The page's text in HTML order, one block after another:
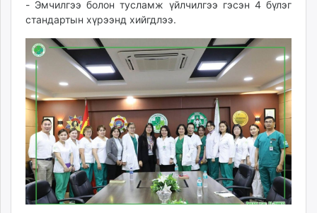
- Эмчилгээ болон тусламж үйлчилгээ гэсэн 4 бүлэг
стандартын хүрээнд хийгдлээ.